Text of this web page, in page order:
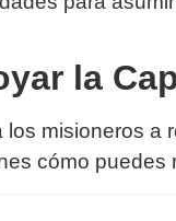
la
misioneros a
cómo puedes